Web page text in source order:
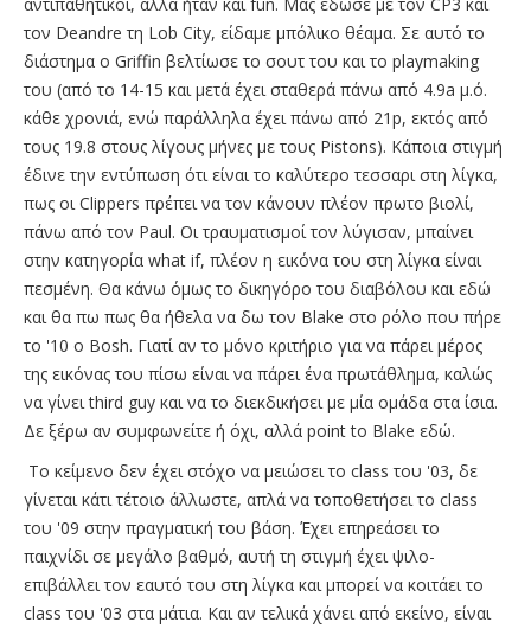
τον Deandre τη Lob City, είδαμε μπόλικο θέαμα. Σε αυτό το
διάστημα ο Griffin βελτίωσε το σουτ του και το playmaking
του (από το 14-15 και μετά έχει σταθερά πάνω από 4.9a μ.ό.
κάθε χρονιά, ενώ παράλληλα έχει πάνω από 21p, εκτός από
τους 19.8 στους λίγους μήνες με τους Pistons). Κάποια στιγμή
έδινε την εντύπωση ότι είναι το καλύτερο τεσσαρι στη λίγκα,
πως οι Clippers πρέπει να τον κάνουν πλέον πρωτο βιολί,
πάνω από τον Paul. Οι τραυματισμοί τον λύγισαν, μπαίνει
στην κατηγορία what if, πλέον η εικόνα του στη λίγκα είναι
πεσμένη. Θα κάνω όμως το δικηγόρο του διαβόλου και εδώ
και θα πω πως θα ήθελα να δω τον Blake στο ρόλο που πήρε
το '10 ο Bosh. Γιατί αν το μόνο κριτήριο για να πάρει μέρος
της εικόνας του πίσω είναι να πάρει ένα πρωτάθλημα, καλώς
να γίνει third guy και να το διεκδικήσει με μία ομάδα στα ίσια.
Δε ξέρω αν συμφωνείτε ή όχι, αλλά point to Blake εδώ.
Το κείμενο δεν έχει στόχο να μειώσει το class του '03, δε
γίνεται κάτι τέτοιο άλλωστε, απλά να τοποθετήσει το class
του '09 στην πραγματική του βάση. Έχει επηρεάσει το
παιχνίδι σε μεγάλο βαθμό, αυτή τη στιγμή έχει ψιλο-
επιβάλλει τον εαυτό του στη λίγκα και μπορεί να κοιτάει το
class του '03 στα μάτια. Και αν τελικά χάνει από εκείνο, είναι